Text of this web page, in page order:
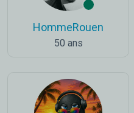
HommeRouen
50 ans